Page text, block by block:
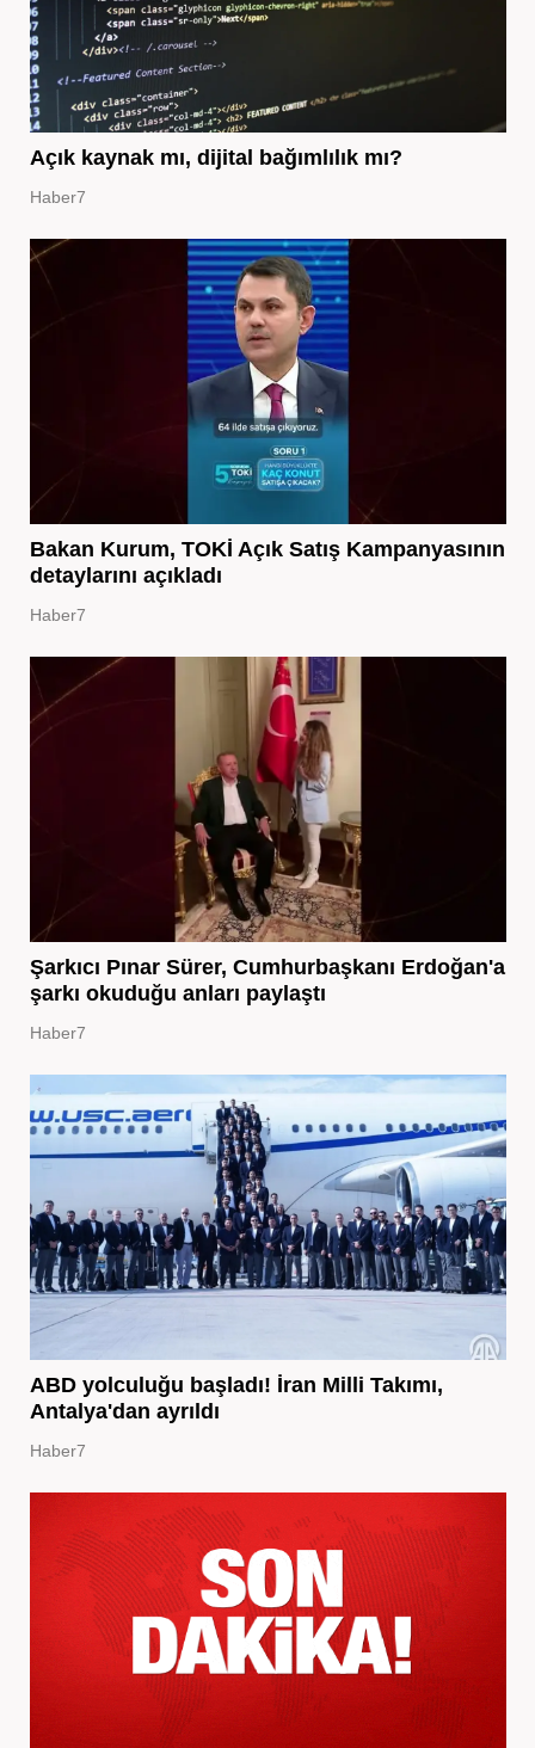
Açık kaynak mı, dijital bağımlılık mı?
Haber7
Bakan Kurum, TOKİ Açık Satış Kampanyasının
detaylarını açıkladı
Haber7
Şarkıcı Pınar Sürer, Cumhurbaşkanı Erdoğan'a
şarkı okuduğu anları paylaştı
Haber7
ABD yolculuğu başladı! İran Milli Takımı,
Antalya'dan ayrıldı
Haber7